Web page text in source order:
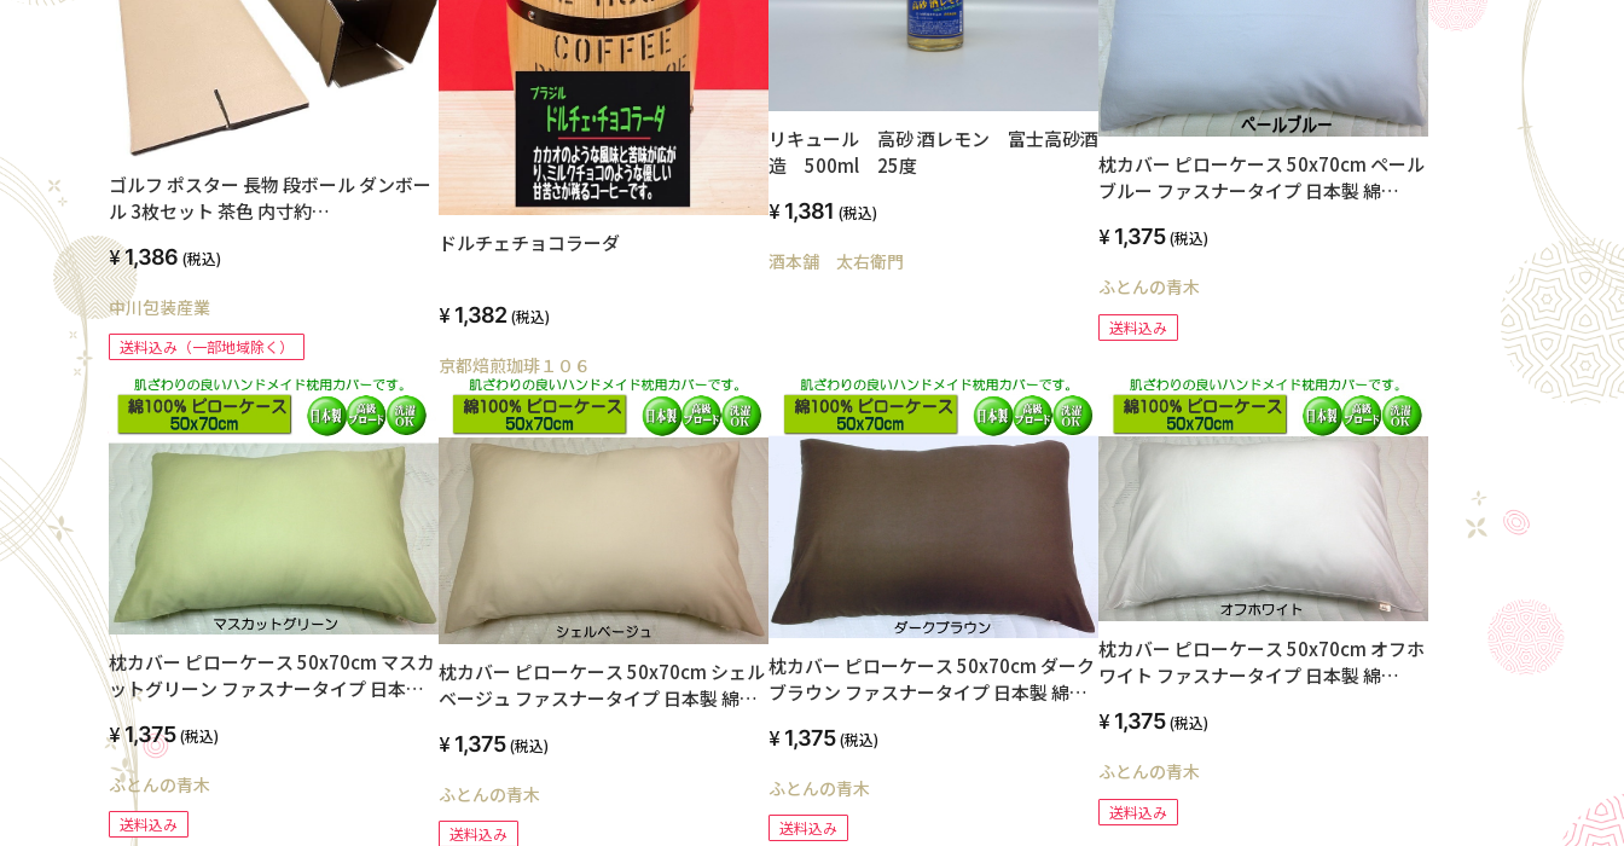
ゴルフ ポスター 長物 段ボール ダンボー
ル 3枚セット 茶色 内寸約
125mmx125mmx1210mm 紙の厚さ
5mm 日本製 ゴルフクラブ ポスター 長
物 収納 梱包
1,386 (税込)
中川包装産業
送料込み（一部地域除く）
ドルチェチョコラーダ
1,382 (税込)
京都焙煎珈琲１０６
リキュール 高砂 酒レモン 富士高砂酒
造 500ml 25度
1,381 (税込)
酒本舗 太右衛門
枕カバー ピローケース 50x70cm ペール
ブルー ファスナータイプ 日本製 綿
SWING COLOR 国産生地 洗える ウォッ
リジナル ハンドメイド
1,375 (税込)
ふとんの青木
送料込み
枕カバー ピローケース 50x70cm マスカ
ットグリーン ファスナータイプ 日本製
綿100% オールシーズン 高級ブロード
SWING COLOR 国産生地 洗える ウォッ
シャブル まくらかばー マクラカバー オ
リジナル ハンドメイド
1,375 (税込)
ふとんの青木
送料込み
枕カバー ピローケース 50x70cm シェル
ベージュ ファスナータイプ 日本製 綿
SWING COLOR 国産生地 洗える ウォッ
リジナル ハンドメイド
1,375 (税込)
ふとんの青木
送料込み
枕カバー ピローケース 50x70cm ダーク
ブラウン ファスナータイプ 日本製 綿
SWING COLOR 国産生地 洗える ウォッ
リジナル ハンドメイド
1,375 (税込)
ふとんの青木
送料込み
枕カバー ピローケース 50x70cm オフホ
ワイト ファスナータイプ 日本製 綿
SWING COLOR 国産生地 洗える ウォッ
リジナル ハンドメイド
1,375 (税込)
ふとんの青木
送料込み